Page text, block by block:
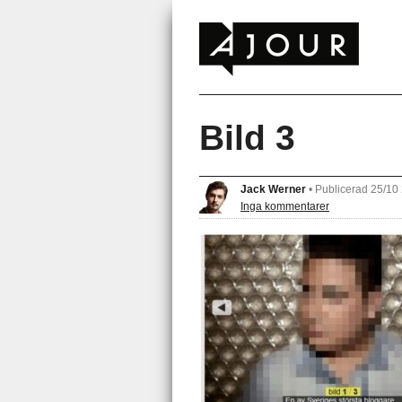
Bild 3
Jack Werner • Publicerad 25/10
Inga kommentarer